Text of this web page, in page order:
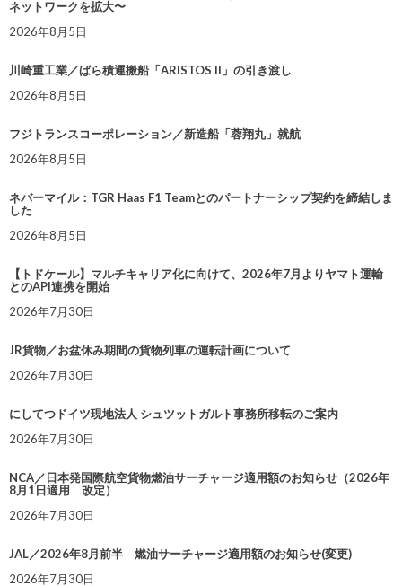
ネットワークを拡大〜
2026年8月5日
川崎重工業／ばら積運搬船「ARISTOS II」の引き渡し
2026年8月5日
フジトランスコーポレーション／新造船「蓉翔丸」就航
2026年8月5日
ネバーマイル：TGR Haas F1 Teamとのパートナーシップ契約を締結しま
した
2026年8月5日
【トドケール】マルチキャリア化に向けて、2026年7月よりヤマト運輸
とのAPI連携を開始
2026年7月30日
JR貨物／お盆休み期間の貨物列車の運転計画について
2026年7月30日
にしてつドイツ現地法人 シュツットガルト事務所移転のご案内
2026年7月30日
NCA／日本発国際航空貨物燃油サーチャージ適用額のお知らせ（2026年
8月1日適用 改定）
2026年7月30日
JAL／2026年8月前半 燃油サーチャージ適用額のお知らせ(変更)
2026年7月30日